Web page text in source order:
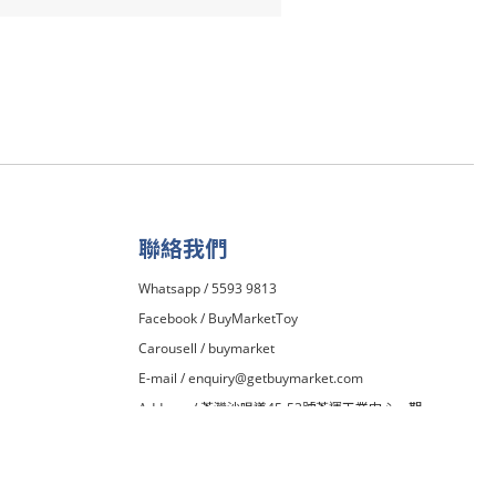
聯絡我們
Whatsapp / 5593 9813
Facebook / BuyMarketToy
Carousell / buymarket
E-mail /enquiry@getbuymarket.com
Address / 荃灣沙咀道45-53號荃運工業中心一期